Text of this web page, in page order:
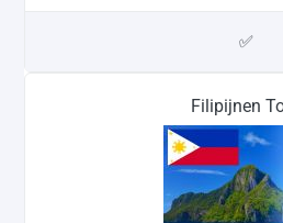
✅
Filipijnen